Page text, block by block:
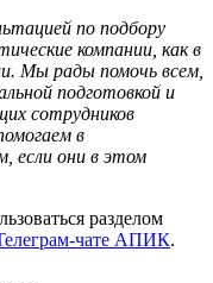
по подбору
компании, как в
Мы рады помочь всем,
подготовкой и
сотрудников
в
если они в этом
разделом
чате АПИК.